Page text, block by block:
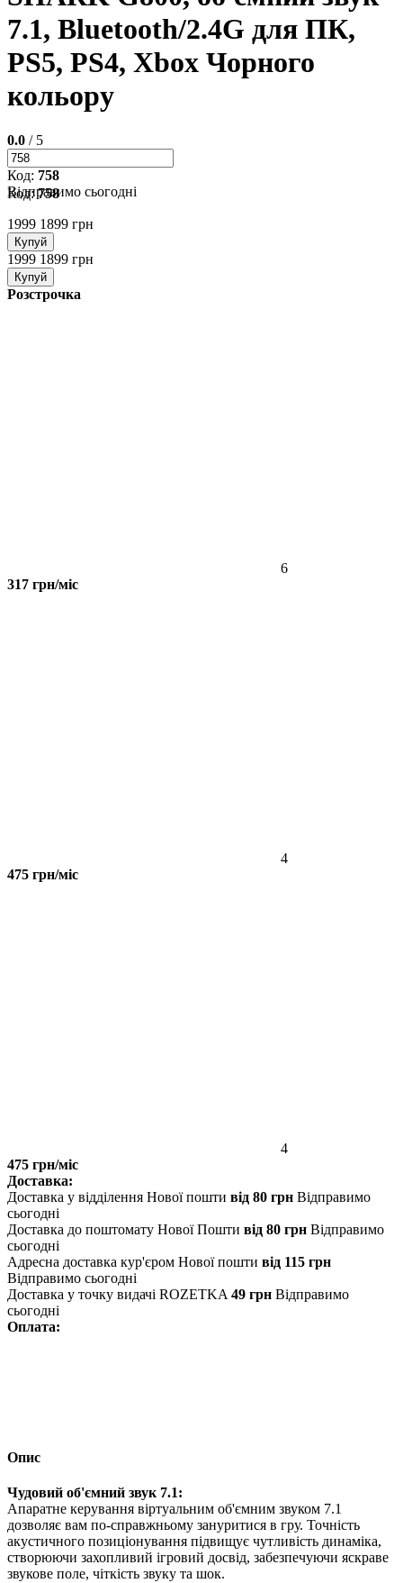
7.1, Bluetooth/2.4G для ПК,
PS5, PS4, Xbox Чорного
кольору
0.0 / 5
Код: 758
Відправимо сьогодні
Код:758
1999 1899 грн
Купуй
1999 1899 грн
Купуй
Розстрочка
6
317 грн/міс
4
475 грн/міс
4
475 грн/міс
Доставка:
Доставка у відділення Нової пошти від 80 грн Відправимо
сьогодні
Доставка до поштомату Нової Пошти від 80 грн Відправимо
сьогодні
Адресна доставка кур'єром Нової пошти від 115 грн
Відправимо сьогодні
Доставка у точку видачі ROZETKA 49 грн Відправимо
сьогодні
Оплата:
Опис
Чудовий об'ємний звук 7.1:
Апаратне керування віртуальним об'ємним звуком 7.1
дозволяє вам по-справжньому зануритися в гру. Точність
акустичного позиціонування підвищує чутливість динаміка,
створюючи захопливий ігровий досвід, забезпечуючи яскраве
звукове поле, чіткість звуку та шок.